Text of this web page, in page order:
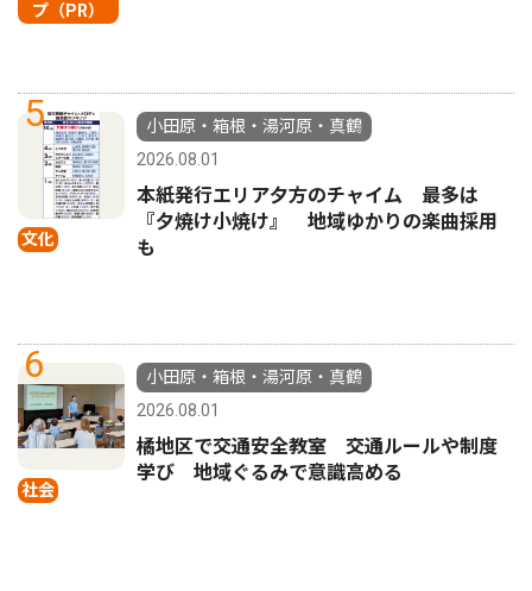
プ（PR）
5
文化
小田原・箱根・湯河原・真鶴
2026.08.01
本紙発行エリア夕方のチャイム 最多は
『夕焼け小焼け』 地域ゆかりの楽曲採用
も
6
社会
小田原・箱根・湯河原・真鶴
2026.08.01
橘地区で交通安全教室 交通ルールや制度
学び 地域ぐるみで意識高める